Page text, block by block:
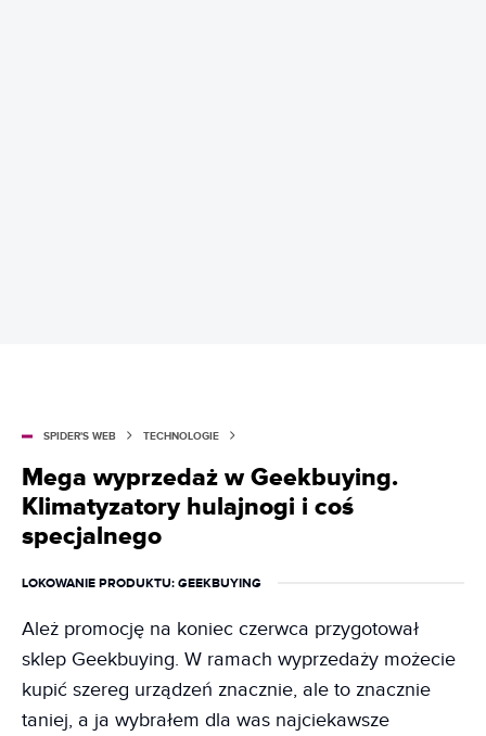
SPIDER'S WEB TECHNOLOGIE
Mega wyprzedaż w Geekbuying.
Klimatyzatory hulajnogi i coś
specjalnego
LOKOWANIE PRODUKTU: GEEKBUYING
Ależ promocję na koniec czerwca przygotował
sklep Geekbuying. W ramach wyprzedaży możecie
kupić szereg urządzeń znacznie, ale to znacznie
taniej, a ja wybrałem dla was najciekawsze